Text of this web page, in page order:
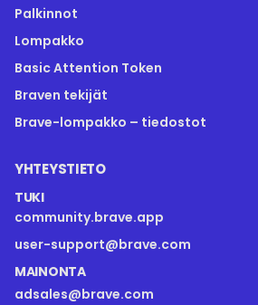
Palkinnot
Lompakko
Basic Attention Token
Braven tekijät
Brave-lompakko – tiedostot
YHTEYSTIETO
TUKI
community.brave.app
user-support@brave.com
MAINONTA
adsales@brave.com